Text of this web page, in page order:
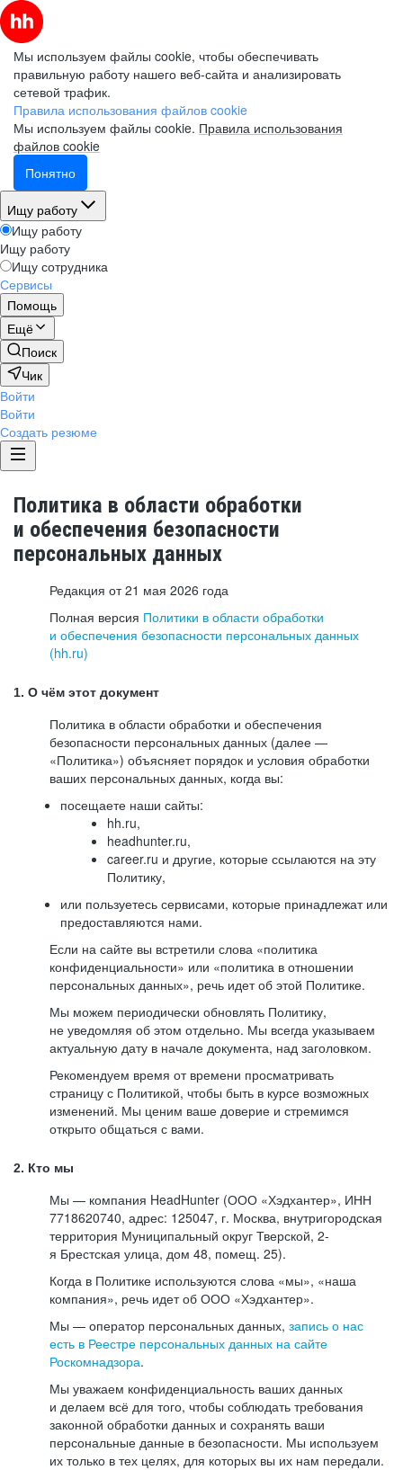
Мы используем файлы cookie, чтобы обеспечивать
правильную работу нашего веб-сайта и анализировать
сетевой трафик.
Правила использования файлов cookie
Мы используем файлы cookie. Правила использования
файлов cookie
Понятно
Ищу работу
Ищу работу
Ищу работу
Ищу сотрудника
Сервисы
Помощь
Ещё
Поиск
Чик
Войти
Войти
Создать резюме
Политика в области обработки
и обеспечения безопасности
персональных данных
Редакция от 21 мая 2026 года
Полная версия Политики в области обработки
и обеспечения безопасности персональных данных
(hh.ru)
1. О чём этот документ
Политика в области обработки и обеспечения
безопасности персональных данных (далее —
«Политика») объясняет порядок и условия обработки
ваших персональных данных, когда вы:
посещаете наши сайты:
hh.ru,
headhunter.ru,
career.ru и другие, которые ссылаются на эту
Политику,
или пользуетесь сервисами, которые принадлежат или
предоставляются нами.
Если на сайте вы встретили слова «политика
конфиденциальности» или «политика в отношении
персональных данных», речь идет об этой Политике.
Мы можем периодически обновлять Политику,
не уведомляя об этом отдельно. Мы всегда указываем
актуальную дату в начале документа, над заголовком.
Рекомендуем время от времени просматривать
страницу с Политикой, чтобы быть в курсе возможных
изменений. Мы ценим ваше доверие и стремимся
открыто общаться с вами.
2. Кто мы
Мы — компания HeadHunter (ООО «Хэдхантер», ИНН
7718620740, адрес: 125047, г. Москва, внутригородская
территория Муниципальный округ Тверской, 2-
я Брестская улица, дом 48, помещ. 25).
Когда в Политике используются слова «мы», «наша
компания», речь идет об ООО «Хэдхантер».
Мы — оператор персональных данных, запись о нас
есть в Реестре персональных данных на сайте
Роскомнадзора.
Мы уважаем конфиденциальность ваших данных
и делаем всё для того, чтобы соблюдать требования
законной обработки данных и сохранять ваши
персональные данные в безопасности. Мы используем
их только в тех целях, для которых вы их нам передали.